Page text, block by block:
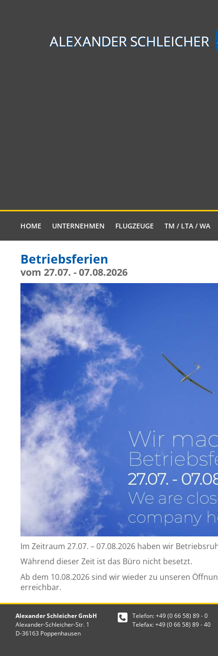
HOME UNTERNEHMEN FLUGZEUGE TM / LTA / WA
Betriebsferien
vom 27.07. - 07.08.2026
Im Zeitraum 27.07. – 07.08.2026 haben wir
Während dieser Zeit ist das Büro nicht besetzt.
Ab dem 10.08.2026 sind wir wieder zu unseren
erreichbar.
Alexander Schleicher GmbH
Alexander-Schleicher-Str. 1
D-36163 Poppenhausen
Telefon: +49 (0 66 58) 89 - 0
Telefax: +49 (0 66 58) 89 - 40